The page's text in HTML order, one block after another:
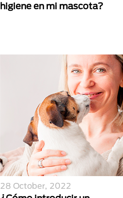
higiene en mi mascota?
28 October, 2022